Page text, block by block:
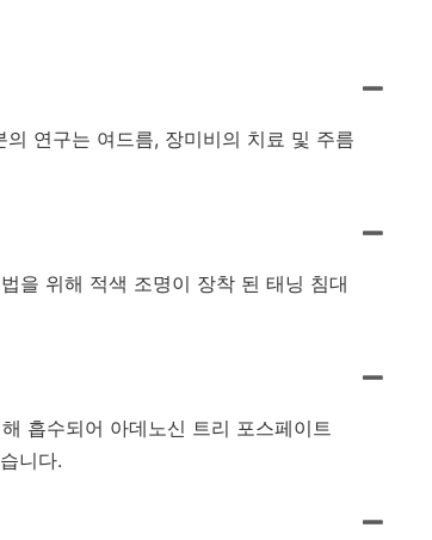
연구는 여드름, 장미비의 치료 및 주름
을 위해 적색 조명이 장착 된 태닝 침대
흡수되어 아데노신 트리 포스페이트
니다.